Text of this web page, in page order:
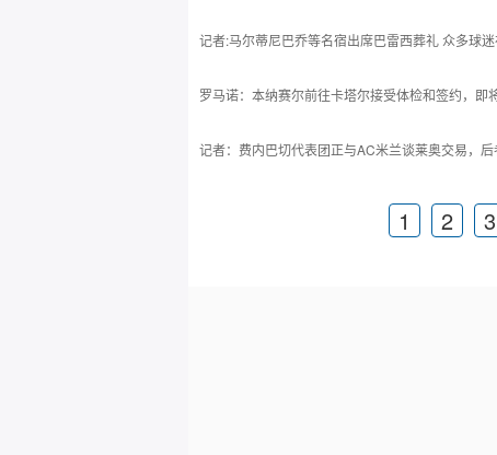
记者:马尔蒂尼巴乔等名宿出席巴雷西葬礼 众多球
罗马诺：本纳赛尔前往卡塔尔接受体检和签约，即
记者：费内巴切代表团正与AC米兰谈莱奥交易，
1 2 3